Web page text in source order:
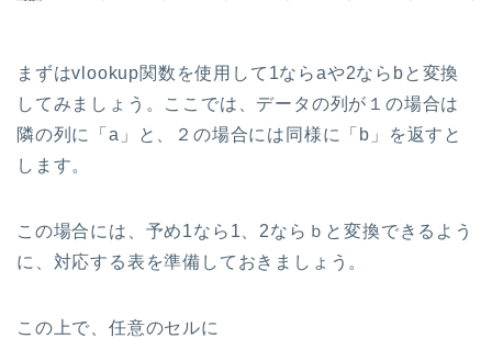
まずはvlookup関数を使用して1ならaや2ならbと変換
してみましょう。ここでは、データの列が１の場合は
隣の列に「a」と、２の場合には同様に「b」を返すと
します。
この場合には、予め1なら1、2ならｂと変換できるよう
に、対応する表を準備しておきましょう。
この上で、任意のセルに